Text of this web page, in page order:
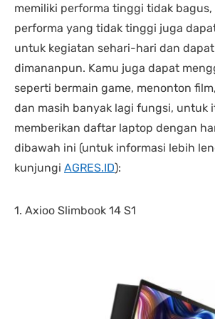
memiliki performa tinggi tidak
performa yang tidak tinggi juga
untuk kegiatan sehari-hari dan
dimananpun. Kamu juga dapat
seperti bermain game, menonton
dan masih banyak lagi fungsi, untuk
memberikan daftar laptop dengan
dibawah ini (untuk informasi lebih
kunjungi AGRES.ID):
1. Axioo Slimbook 14 S1